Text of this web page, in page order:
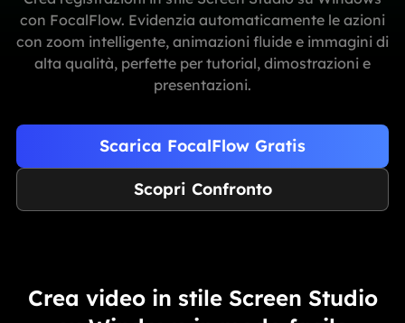
con FocalFlow. Evidenzia automaticamente le azioni
con zoom intelligente, animazioni fluide e immagini di
alta qualità, perfette per tutorial, dimostrazioni e
presentazioni.
Scarica FocalFlow Gratis
Scopri Confronto
Crea video in stile Screen Studio